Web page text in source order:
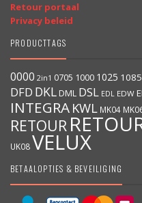
Retour portaal
Privacy beleid
PRODUCTTAGS
0000 2in1 0705 1000 1025 1085
DFD DKL DML DSL EDL EDW
INTEGRA KWL MK04
RETOUR
UK08VELUX
BETAALOPTIES & BEVEILIGING